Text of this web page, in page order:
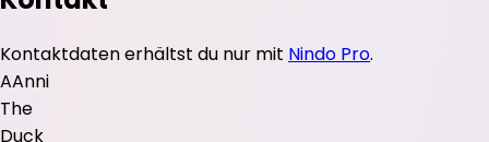
Kontaktdaten erhältst du nur mit Nindo Pro.
AAnni
The
Duck